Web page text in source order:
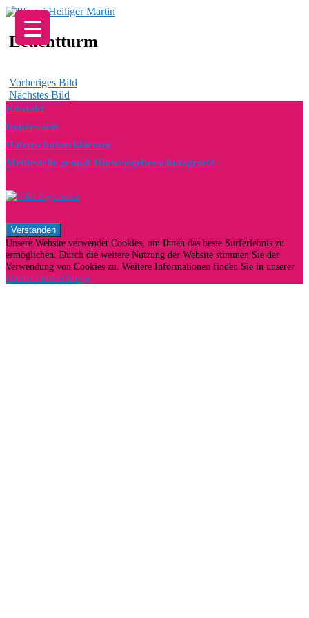
Zum
Inhalt
springen
Leuchtturm
Vorheriges Bild
Nächstes Bild
Kontakt
Impressum
Datenschutzerklärung
Meldestelle gemäß Hinweisgeberschutzgesetz
Unsere Website verwendet Cookies, um Ihnen das beste Surferlebnis zu
ermöglichen. Durch die weitere Nutzung der Website stimmen Sie der
Verwendung von Cookies zu. Weitere Informationen finden Sie in unserer
Datenschutzerklärung.